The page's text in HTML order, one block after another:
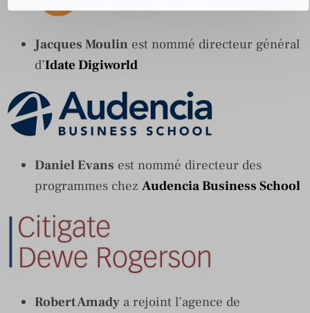
Jacques Moulin est nommé directeur général
d’Idate Digiworld
Daniel Evans est nommé directeur des
programmes chez Audencia Business School
Robert Amady a rejoint l’agence de